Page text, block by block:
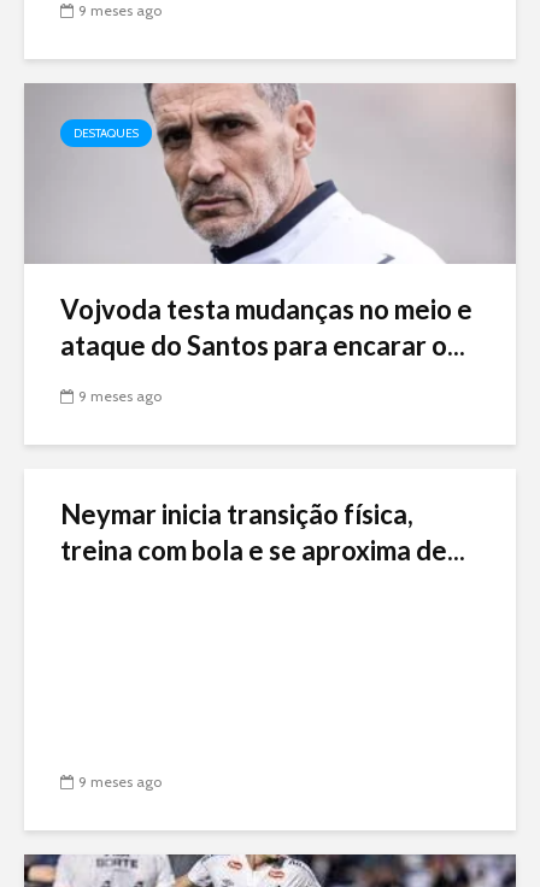
9 meses ago
DESTAQUES
Vojvoda testa mudanças no meio e
ataque do Santos para encarar o...
9 meses ago
Neymar inicia transição física,
treina com bola e se aproxima de...
9 meses ago